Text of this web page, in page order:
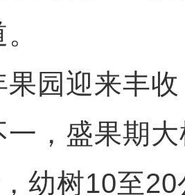
迎来丰收
一，盛果期
幼树10至